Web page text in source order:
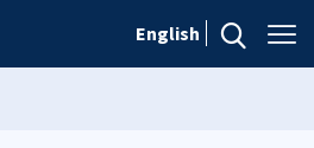
English